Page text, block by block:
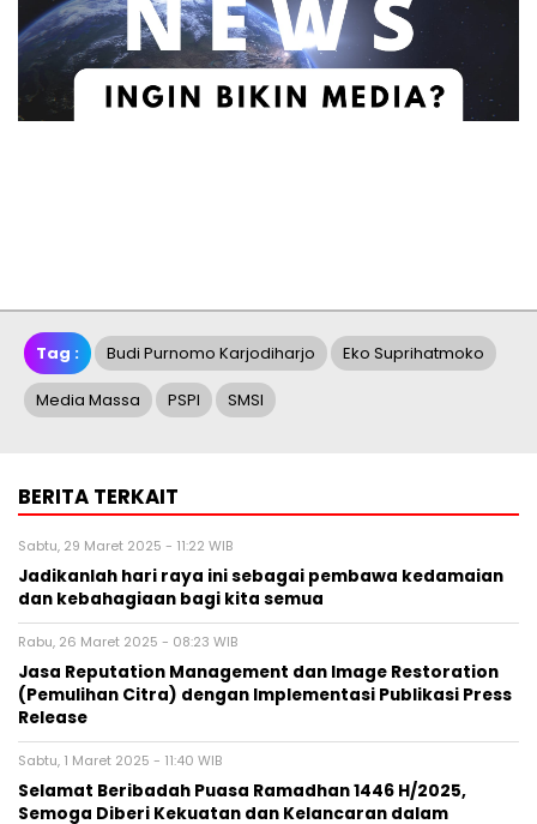
Tag : Budi Purnomo Karjodiharjo Eko Suprihatmoko
Media Massa PSPI SMSI
BERITA TERKAIT
Sabtu, 29 Maret 2025 - 11:22 WIB
Jadikanlah hari raya ini sebagai pembawa kedamaian
dan kebahagiaan bagi kita semua
Rabu, 26 Maret 2025 - 08:23 WIB
Jasa Reputation Management dan Image Restoration
(Pemulihan Citra) dengan Implementasi Publikasi Press
Release
Sabtu, 1 Maret 2025 - 11:40 WIB
Selamat Beribadah Puasa Ramadhan 1446 H/2025,
Semoga Diberi Kekuatan dan Kelancaran dalam